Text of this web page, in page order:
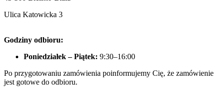
Ulica Katowicka 3
Godziny odbioru:
Poniedziałek – Piątek: 9:30–16:00
Po przygotowaniu zamówienia poinformujemy Cię, że zamówienie
jest gotowe do odbioru.